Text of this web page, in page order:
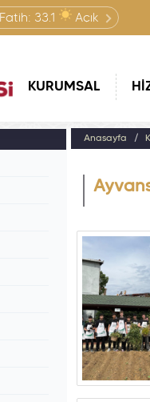
Fatih: 33.1 Açık
KURUMSAL
Anasayfa